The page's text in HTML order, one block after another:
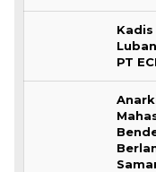
PT